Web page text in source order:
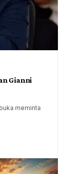
Gianni
meminta